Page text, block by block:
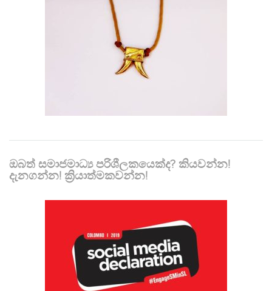
ඔබත් සමාජමාධ්‍ය පරිශීලකයෙක්ද? කියවන්න!
දැනගන්න! ක්‍රියාත්මකවන්න!